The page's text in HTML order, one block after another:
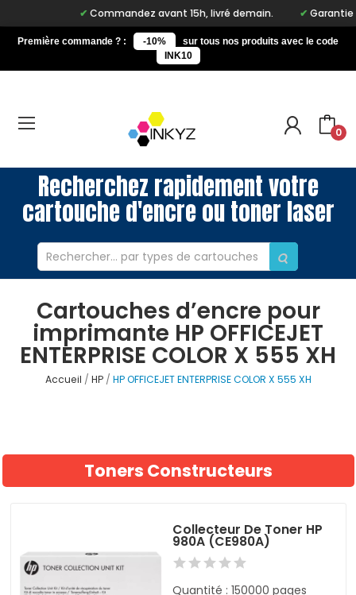
Commandez avant 15h, livré demain. Garantie à
Première commande ? : -10%
sur tous nos produits avec le code
INK10
0
Recherchez rapidement votre
cartouche d'encre ou toner laser
Cartouches d’encre pour
imprimante HP OFFICEJET
ENTERPRISE COLOR X 555 XH
Accueil HP HP OFFICEJET ENTERPRISE COLOR X 555 XH
Toners Constructeurs
Collecteur De Toner HP
980A (CE980A)
Quantité : 150000 pages